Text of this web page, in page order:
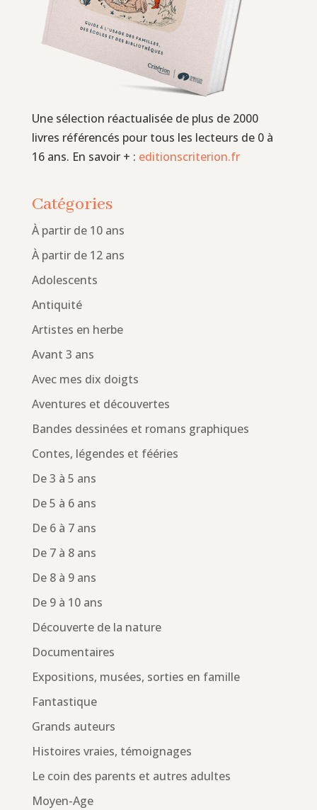
Une sélection réactualisée de plus de 2000
livres référencés pour tous les lecteurs de 0 à
16 ans. En savoir + : editionscriterion.fr
Catégories
À partir de 10 ans
À partir de 12 ans
Adolescents
Antiquité
Artistes en herbe
Avant 3 ans
Avec mes dix doigts
Aventures et découvertes
Bandes dessinées et romans graphiques
Contes, légendes et fééries
De 3 à 5 ans
De 5 à 6 ans
De 6 à 7 ans
De 7 à 8 ans
De 8 à 9 ans
De 9 à 10 ans
Découverte de la nature
Documentaires
Expositions, musées, sorties en famille
Fantastique
Grands auteurs
Histoires vraies, témoignages
Le coin des parents et autres adultes
Moyen-Age